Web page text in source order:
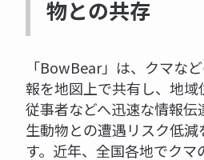
物との共存
「BowBear」は、クマな
報を地図上で共有し、地
従事者などへ迅速な情報伝
生動物との遭遇リスク低
す。近年、全国各地でク